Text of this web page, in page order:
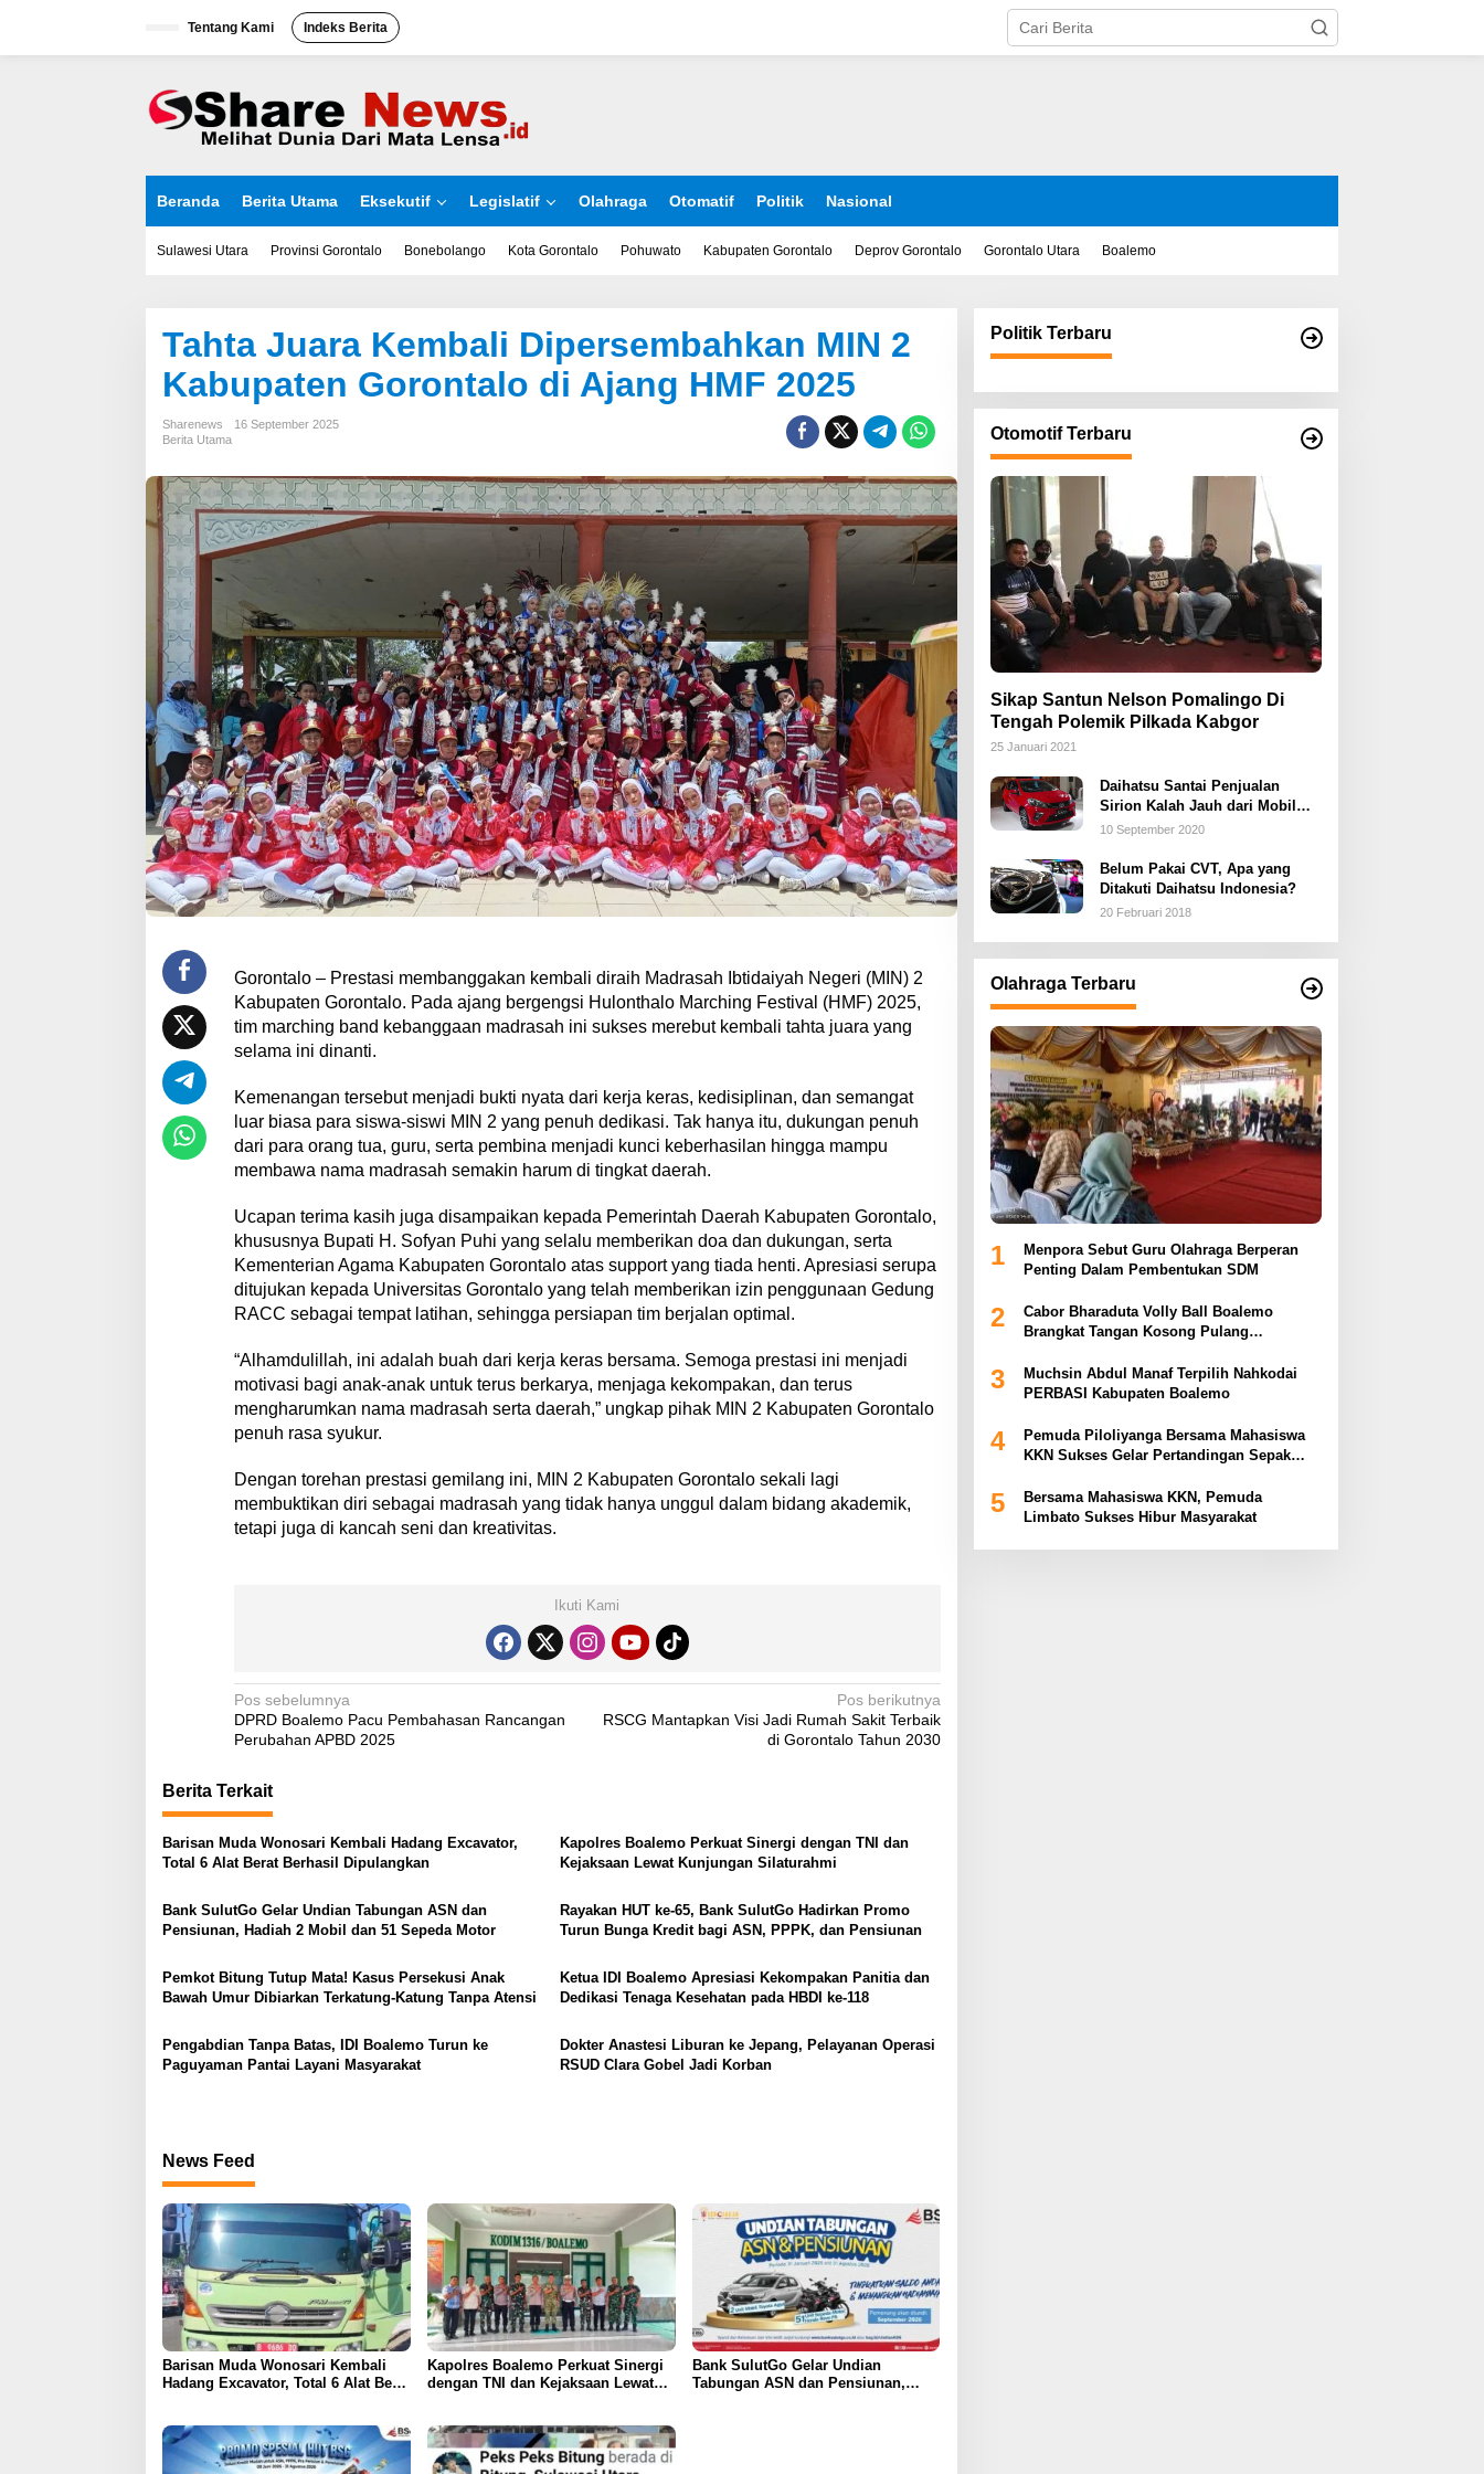
Tentang Kami Indeks Berita
Beranda Berita Utama Eksekutif Legislatif Olahraga Otomatif Politik Nasional
Sulawesi Utara Provinsi Gorontalo Bonebolango Kota Gorontalo Pohuwato Kabupaten Gorontalo Deprov Gorontalo Gorontalo Utara Boalemo
Tahta Juara Kembali Dipersembahkan MIN 2
Kabupaten Gorontalo di Ajang HMF 2025
Sharenews
16 September 2025
Berita Utama
Gorontalo – Prestasi membanggakan kembali diraih Madrasah Ibtidaiyah Negeri (MIN) 2
Kabupaten Gorontalo. Pada ajang bergengsi Hulonthalo Marching Festival (HMF) 2025,
tim marching band kebanggaan madrasah ini sukses merebut kembali tahta juara yang
selama ini dinanti.
Kemenangan tersebut menjadi bukti nyata dari kerja keras, kedisiplinan, dan semangat
luar biasa para siswa-siswi MIN 2 yang penuh dedikasi. Tak hanya itu, dukungan penuh
dari para orang tua, guru, serta pembina menjadi kunci keberhasilan hingga mampu
membawa nama madrasah semakin harum di tingkat daerah.
Ucapan terima kasih juga disampaikan kepada Pemerintah Daerah Kabupaten Gorontalo,
khususnya Bupati H. Sofyan Puhi yang selalu memberikan doa dan dukungan, serta
Kementerian Agama Kabupaten Gorontalo atas support yang tiada henti. Apresiasi serupa
ditujukan kepada Universitas Gorontalo yang telah memberikan izin penggunaan Gedung
RACC sebagai tempat latihan, sehingga persiapan tim berjalan optimal.
“Alhamdulillah, ini adalah buah dari kerja keras bersama. Semoga prestasi ini menjadi
motivasi bagi anak-anak untuk terus berkarya, menjaga kekompakan, dan terus
mengharumkan nama madrasah serta daerah,” ungkap pihak MIN 2 Kabupaten Gorontalo
penuh rasa syukur.
Dengan torehan prestasi gemilang ini, MIN 2 Kabupaten Gorontalo sekali lagi
membuktikan diri sebagai madrasah yang tidak hanya unggul dalam bidang akademik,
tetapi juga di kancah seni dan kreativitas.
Ikuti Kami
N
a
i
g
a
i
o
Pos sebelumnya
DPRD Boalemo Pacu Pembahasan Rancangan
Perubahan APBD 2025
Pos berikutnya
RSCG Mantapkan Visi Jadi Rumah Sakit Terbaik
di Gorontalo Tahun 2030
Berita Terkait
Barisan Muda Wonosari Kembali Hadang Excavator,
Total 6 Alat Berat Berhasil Dipulangkan
Kapolres Boalemo Perkuat Sinergi dengan TNI dan
Kejaksaan Lewat Kunjungan Silaturahmi
Bank SulutGo Gelar Undian Tabungan ASN dan
Pensiunan, Hadiah 2 Mobil dan 51 Sepeda Motor
Rayakan HUT ke-65, Bank SulutGo Hadirkan Promo
Turun Bunga Kredit bagi ASN, PPPK, dan Pensiunan
Pemkot Bitung Tutup Mata! Kasus Persekusi Anak
Bawah Umur Dibiarkan Terkatung-Katung Tanpa Atensi
Ketua IDI Boalemo Apresiasi Kekompakan Panitia dan
Dedikasi Tenaga Kesehatan pada HBDI ke-118
Pengabdian Tanpa Batas, IDI Boalemo Turun ke
Paguyaman Pantai Layani Masyarakat
Dokter Anastesi Liburan ke Jepang, Pelayanan Operasi
RSUD Clara Gobel Jadi Korban
News Feed
Barisan Muda Wonosari Kembali
Hadang Excavator, Total 6 Alat Berat
Kapolres Boalemo Perkuat Sinergi
dengan TNI dan Kejaksaan Lewat
Bank SulutGo Gelar Undian
Tabungan ASN dan Pensiunan,
Politik Terbaru
Otomotif Terbaru
Sikap Santun Nelson Pomalingo Di
Tengah Polemik Pilkada Kabgor
25 Januari 2021
Daihatsu Santai Penjualan
Sirion Kalah Jauh dari Mobil
LCGC
10 September 2020
Belum Pakai CVT, Apa yang
Ditakuti Daihatsu Indonesia?
20 Februari 2018
Olahraga Terbaru
1
Menpora Sebut Guru Olahraga Berperan
Penting Dalam Pembentukan SDM
2
Cabor Bharaduta Volly Ball Boalemo
Brangkat Tangan Kosong Pulang
3
Muchsin Abdul Manaf Terpilih Nahkodai
PERBASI Kabupaten Boalemo
4
Pemuda Piloliyanga Bersama Mahasiswa
KKN Sukses Gelar Pertandingan Sepak
5
Bersama Mahasiswa KKN, Pemuda
Limbato Sukses Hibur Masyarakat